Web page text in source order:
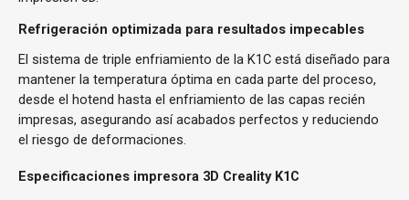
Refrigeración optimizada para resultados impecables
El sistema de triple enfriamiento de la K1C está diseñado para
mantener la temperatura óptima en cada parte del proceso,
desde el hotend hasta el enfriamiento de las capas recién
impresas, asegurando así acabados perfectos y reduciendo
el riesgo de deformaciones.
Especificaciones impresora 3D Creality K1C